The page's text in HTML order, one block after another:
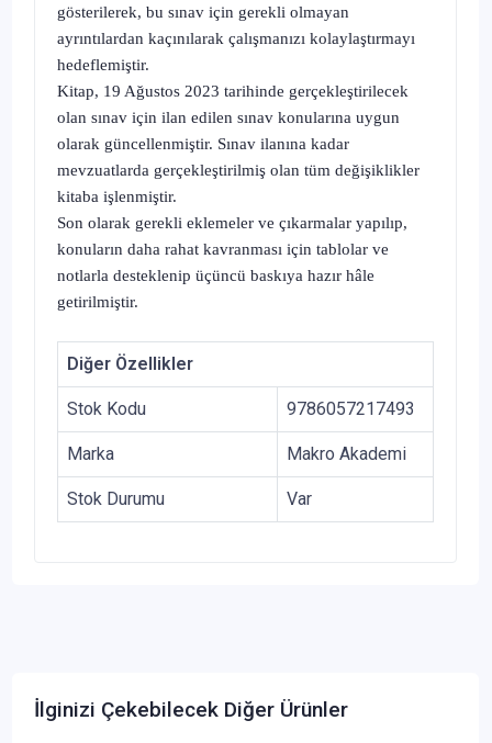
gösterilerek, bu sınav için gerekli olmayan
ayrıntılardan kaçınılarak çalışmanızı kolaylaştırmayı
hedeflemiştir.
Kitap, 19 Ağustos 2023 tarihinde gerçekleştirilecek
olan sınav için ilan edilen sınav konularına uygun
olarak güncellenmiştir. Sınav ilanına kadar
mevzuatlarda gerçekleştirilmiş olan tüm değişiklikler
kitaba işlenmiştir.
Son olarak gerekli eklemeler ve çıkarmalar yapılıp,
konuların daha rahat kavranması için tablolar ve
notlarla desteklenip üçüncü baskıya hazır hâle
getirilmiştir.
Diğer Özellikler
Stok Kodu 9786057217493
Marka Makro Akademi
Stok Durumu Var
İlginizi Çekebilecek Diğer Ürünler